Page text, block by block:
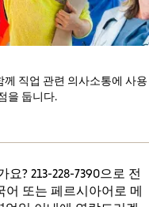
께 직업 관련 의사소통에 사용
을 둡니다.
? 213-228-7390으로 전
또는 페르시아어로 메